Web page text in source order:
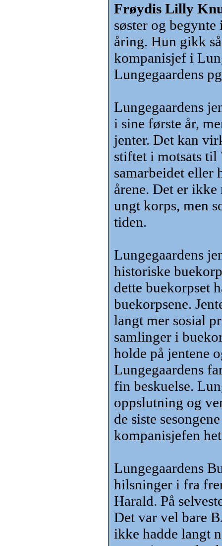
Frøydis Lilly
søster og
åring. Hun gikk
kompanisjef i
Lungegaardens
Lungegaardens
i sine første år,
jenter. Det kan
stiftet i motsats til
samarbeidet eller
årene. Det er
ungt korps, men
tiden.
Lungegaardens
historiske
dette buekorpset
buekorpsene.
langt mer sosial
samlinger i
holde på jentene
Lungegaardens
fin beskuelse.
oppslutning og
de siste
kompanisjefen
Lungegaardens
hilsninger i fra
Harald. På
Det var vel bare
ikke hadde langt